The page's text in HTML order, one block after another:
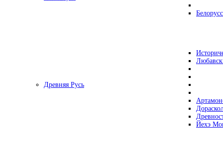
Древняя Русь
Йехэ